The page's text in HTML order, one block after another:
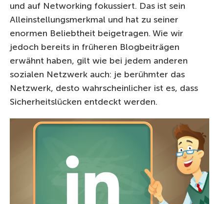
und auf Networking fokussiert. Das ist sein
Alleinstellungsmerkmal und hat zu seiner
enormen Beliebtheit beigetragen. Wie wir
jedoch bereits in früheren Blogbeiträgen
erwähnt haben, gilt wie bei jedem anderen
sozialen Netzwerk auch: je berühmter das
Netzwerk, desto wahrscheinlicher ist es, dass
Sicherheitslücken entdeckt werden.